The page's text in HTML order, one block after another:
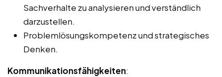
Sachverhalte zu analysieren und verständlich
darzustellen.
Problemlösungskompetenz und strategisches
Denken.
Kommunikationsfähigkeiten: